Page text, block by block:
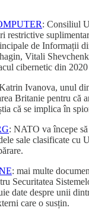
: Consiliul
restrictive
de Informații
Vitali
cibernetic din 2020
Ivanova, unul
Britanie pentru că
că se implica în
: NATO va începe
sale clasificate cu
: mai multe
Securitatea
date despre unii
care o susțin.